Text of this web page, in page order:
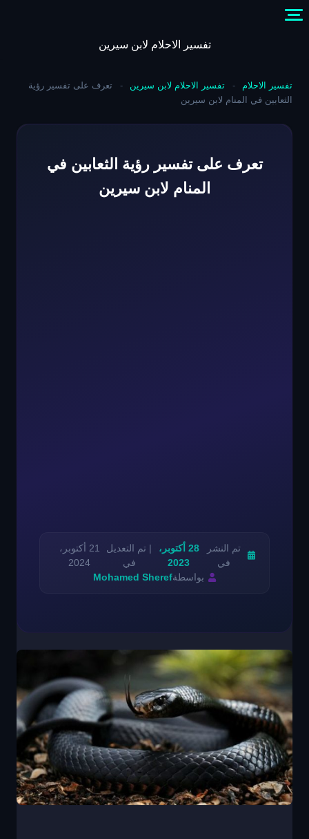
content
تفسير الاحلام لابن سيرين
تفسير الاحلام - تفسير الاحلام لابن سيرين -
تعرف على تفسير رؤية
الثعابين في المنام لابن سيرين
تعرف على تفسير رؤية الثعابين في
المنام لابن سيرين
تم النشر
في
28 أكتوبر،
2023
| تم التعديل
في
21 أكتوبر،
2024
بواسطةMohamed Sheref